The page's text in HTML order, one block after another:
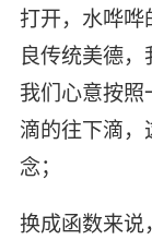
打开，水哗
良传统美德
我们心意按
滴的往下滴
念；
换成函数来